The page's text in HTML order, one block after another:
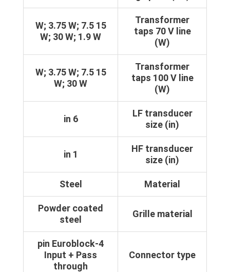
Transformer
taps 70 V line
(W)
15 W; 3.75 W; 7.5
W; 30 W; 1.9 W
Transformer
taps 100 V line
(W)
15 W; 3.75 W; 7.5
W; 30 W
LF transducer
size (in)
6 in
HF transducer
size (in)
1 in
Material
Steel
Grille material
Powder coated
steel
Connector type
4-pin Euroblock
Input + Pass
through